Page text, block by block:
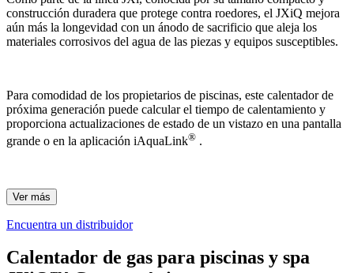
construcción duradera que protege contra roedores, el JXiQ mejora
aún más la longevidad con un ánodo de sacrificio que aleja los
materiales corrosivos del agua de las piezas y equipos susceptibles.
Para comodidad de los propietarios de piscinas, este calentador de
próxima generación puede calcular el tiempo de calentamiento y
proporciona actualizaciones de estado de un vistazo en una pantalla
grande o en la aplicación iAquaLink® .
Ver más
Encuentra un distribuidor
Calentador de gas para piscinas y spa